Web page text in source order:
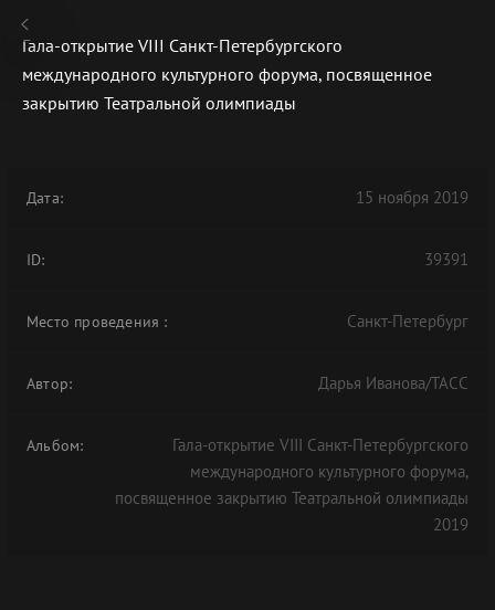
В АРХИВЕ
Гала-открытие VIII Санкт-Петербургского
международного культурного форума, посвященное
закрытию Театральной олимпиады
Дата: 15 ноября 2019
ID: 39391
Место проведения : Санкт-Петербург
Автор: Дарья Иванова/ТАСС
Альбом:
Гала-открытие VIII Санкт-Петербургского
международного культурного форума,
посвященное закрытию Театральной олимпиады
2019